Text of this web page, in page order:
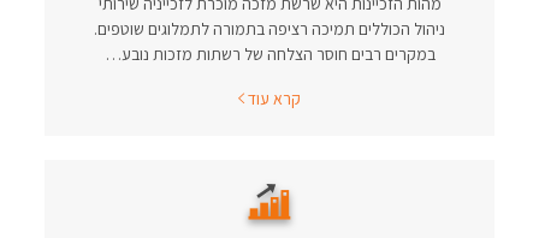
ניהול הכוללים תמיכה רציפה בתמורה לתמלוגים שוטפים.
במקרים רבים חוסר הצלחה של רשתות מזכות נובע…
קרא עוד